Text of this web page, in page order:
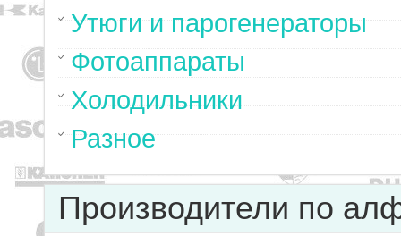
Утюги и парогенераторы
Фотоаппараты
Холодильники
Разное
Производители по